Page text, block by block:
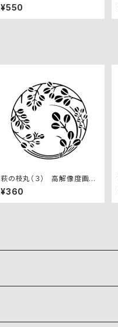
¥550
萩の枝丸（３） 高解像度画像
セット
¥360